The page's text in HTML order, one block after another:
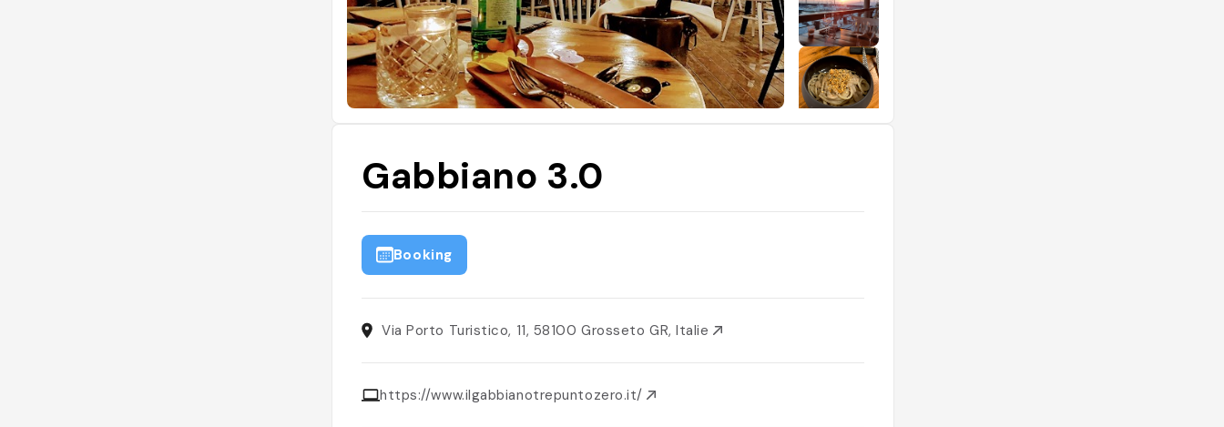
Gabbiano 3.0
Booking
Via Porto Turistico, 11, 58100 Grosseto GR, Italie
https://www.ilgabbianotrepuntozero.it/